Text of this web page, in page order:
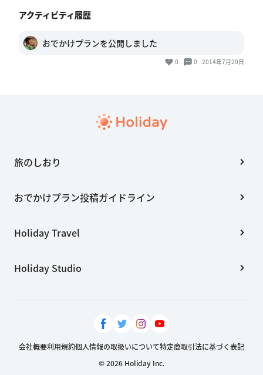
アクティビティ履歴
おでかけプランを公開しました
0 0 2014年7月20日
旅のしおり
おでかけプラン投稿ガイドライン
Holiday Travel
Holiday Studio
会社概要利用規約個人情報の取扱いについて特定商取引法に基づく表記
© 2026 Holiday Inc.